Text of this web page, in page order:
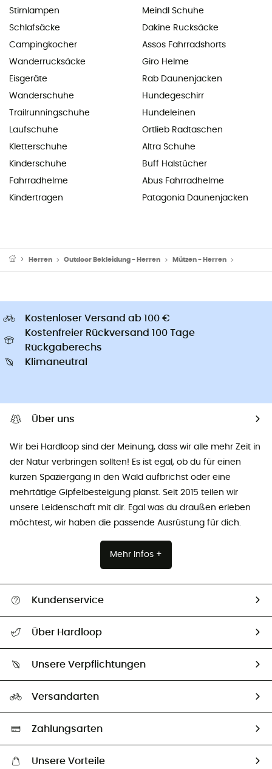
Stirnlampen
Schlafsäcke
Campingkocher
Wanderrucksäcke
Eisgeräte
Wanderschuhe
Trailrunningschuhe
Laufschuhe
Kletterschuhe
Kinderschuhe
Fahrradhelme
Kindertragen
Meindl Schuhe
Dakine Rucksäcke
Assos Fahrradshorts
Giro Helme
Rab Daunenjacken
Hundegeschirr
Hundeleinen
Ortlieb Radtaschen
Altra Schuhe
Buff Halstücher
Abus Fahrradhelme
Patagonia Daunenjacken
Herren Outdoor Bekleidung - Herren Mützen - Herren
Kostenloser Versand ab 100 €
Kostenfreier Rückversand 100 Tage
Rückgaberechs
Klimaneutral
Über uns
Wir bei Hardloop sind der Meinung, dass wir alle mehr Zeit in
der Natur verbringen sollten! Es ist egal, ob du für einen
kurzen Spaziergang in den Wald aufbrichst oder eine
mehrtätige Gipfelbesteigung planst. Seit 2015 teilen wir
unsere Leidenschaft mit dir. Egal was du draußen erleben
möchtest, wir haben die passende Ausrüstung für dich.
Mehr Infos +
Kundenservice
Größentabelle
Vertrag widerrufen
Über Hardloop
Unsere Botschafter
Unsere Verpflichtungen
Auswahl an nachhaltigen Produkten
Versandarten
Zahlungsarten
Unsere Vorteile